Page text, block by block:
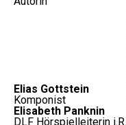
Elias Gottstein
Komponist
Elisabeth Panknin
DLF Hörspielleiterin i.R.